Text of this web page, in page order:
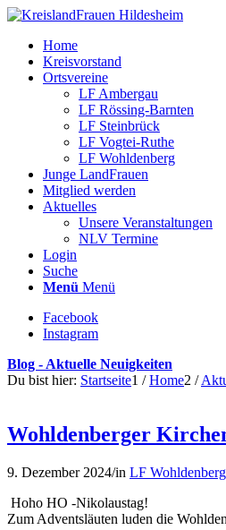
Home
Kreisvorstand
Ortsvereine
LF Ambergau
LF Rössing-Barnten
LF Steinbrück
LF Vogtei-Ruthe
LF Wohldenberg
Junge LandFrauen
Mitglied werden
Aktuelles
Unsere Veranstaltungen
NLV Termine
Login
Suche
Menü Menü
Facebook
Instagram
Blog - Aktuelle Neuigkeiten
Du bist hier: Startseite1 / Home2 /
Wohldenberger
9. Dezember 2024/in LF Wohldenberg
Hoho HO -Nikolaustag!
Zum Adventsläuten luden die